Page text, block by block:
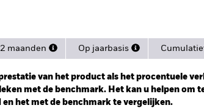
2026-08-05 00:00:00.
maanden Op jaarbasis
van het product als het procentuele
met de benchmark. Het kan u helpen om
en het met de benchmark te vergelijken.